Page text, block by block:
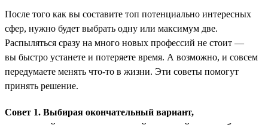
После того как вы составите топ потенциально интересных
сфер, нужно будет выбрать одну или максимум две.
Распыляться сразу на много новых профессий не стоит —
вы быстро устанете и потеряете время. А возможно, и совсем
передумаете менять что-то в жизни. Эти советы помогут
принять решение.
Совет 1. Выбирая окончательный вариант,